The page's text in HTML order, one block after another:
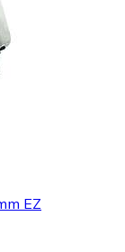
EZ